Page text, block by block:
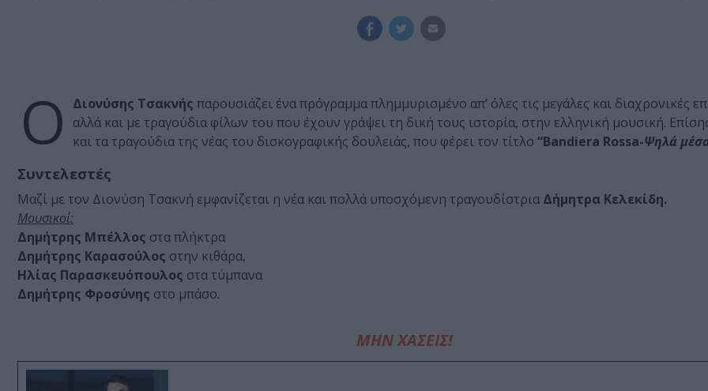
Ο Διονύσης Τσακνής παρουσιάζει ένα πρόγραμμα πλημμυρισμένο απ’ όλες τις μεγάλες και διαχρονικές
αλλά και με τραγούδια φίλων του που έχουν γράψει τη δική τους ιστορία, στην ελληνική μουσική.
και τα τραγούδια της νέας του δισκογραφικής δουλειάς, που φέρει τον τίτλο “Bandiera Rossa-Ψηλά
Συντελεστές
Μαζί με τον Διονύση Τσακνή εμφανίζεται η νέα και πολλά υποσχόμενη τραγουδίστρια Δήμητρα Κελεκίδη.
Μουσικοί:
Δημήτρης Μπέλλος στα πλήκτρα
Δημήτρης Καρασούλος στην κιθάρα,
Ηλίας Παρασκευόπουλος στα τύμπανα
Δημήτρης Φροσύνης στο μπάσο.
ΜΗΝ ΧΑΣΕΙΣ!